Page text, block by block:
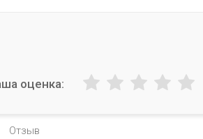
оценка: